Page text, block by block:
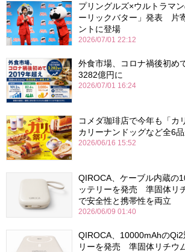
プリングルズ×ウルトラマ
ーリックバター」発表 片
ントに登場
2026/07/01 22:12
外食市場、コロナ禍後初
3282億円に
2026/07/01 16:24
コメダ珈琲店で今年も「
カリーナンドッグなど全6
2026/06/16 15:52
QIROCA、ケーブル内蔵の
ッテリーを発売 準固体リ
で安全性と携帯性を両立
2026/06/09 01:40
QIROCA、10000mAhの
リーを発売 準固体リチウ